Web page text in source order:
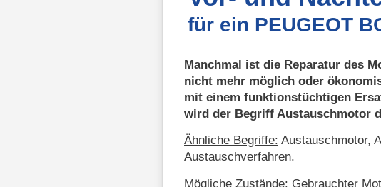
für ein PEUGEOT
Manchmal ist die Reparatur des
nicht mehr möglich oder
mit einem funktionstüchtigen
wird der Begriff Austauschmotor
Ähnliche Begriffe: Austauschmotor,
Austauschverfahren.
Mögliche Zustände: Gebrauchter